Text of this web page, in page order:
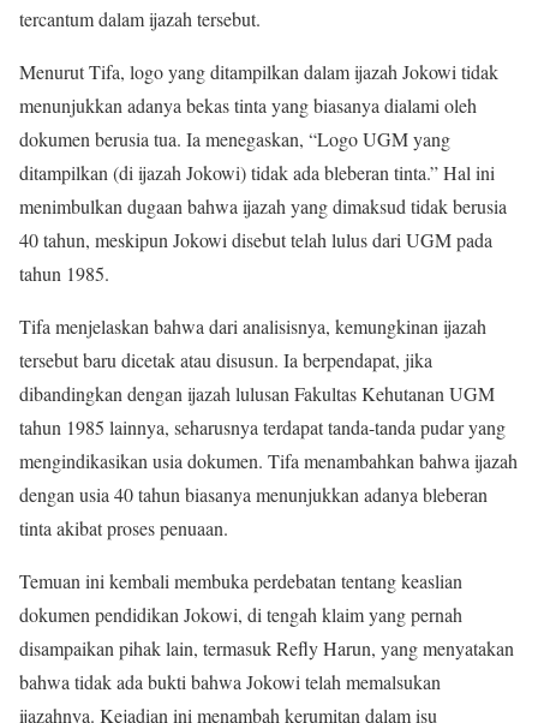
tercantum dalam ijazah tersebut.
Menurut Tifa, logo yang ditampilkan dalam ijazah Jokowi tidak
menunjukkan adanya bekas tinta yang biasanya dialami oleh
dokumen berusia tua. Ia menegaskan, “Logo UGM yang
ditampilkan (di ijazah Jokowi) tidak ada bleberan tinta.” Hal ini
menimbulkan dugaan bahwa ijazah yang dimaksud tidak berusia
40 tahun, meskipun Jokowi disebut telah lulus dari UGM pada
tahun 1985.
Tifa menjelaskan bahwa dari analisisnya, kemungkinan ijazah
tersebut baru dicetak atau disusun. Ia berpendapat, jika
dibandingkan dengan ijazah lulusan Fakultas Kehutanan UGM
tahun 1985 lainnya, seharusnya terdapat tanda-tanda pudar yang
mengindikasikan usia dokumen. Tifa menambahkan bahwa ijazah
dengan usia 40 tahun biasanya menunjukkan adanya bleberan
tinta akibat proses penuaan.
Temuan ini kembali membuka perdebatan tentang keaslian
dokumen pendidikan Jokowi, di tengah klaim yang pernah
disampaikan pihak lain, termasuk Refly Harun, yang menyatakan
bahwa tidak ada bukti bahwa Jokowi telah memalsukan
ijazahnya. Kejadian ini menambah kerumitan dalam isu